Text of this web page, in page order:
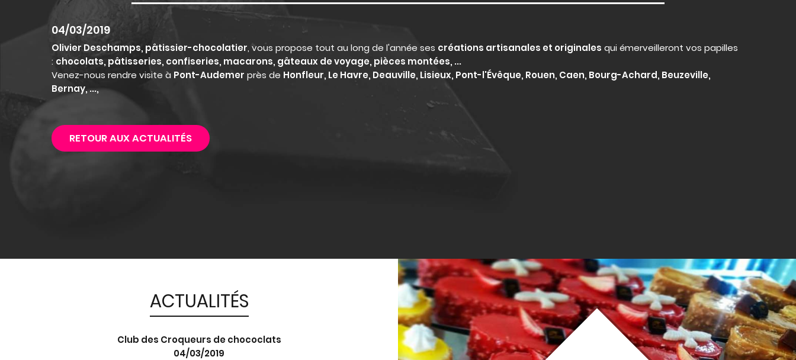
04/03/2019
Olivier Deschamps, pâtissier-chocolatier, vous propose tout au long de l'année ses créations artisanales et originales qui émerveilleront vos papilles
: chocolats, pâtisseries, confiseries, macarons, gâteaux de voyage, pièces montées, ...
Venez-nous rendre visite à Pont-Audemer près de Honfleur, Le Havre, Deauville, Lisieux, Pont-l'Évêque, Rouen, Caen, Bourg-Achard, Beuzeville,
Bernay, ...,
RETOUR AUX ACTUALITÉS
ACTUALITÉS
Club des Croqueurs de chococlats
04/03/2019